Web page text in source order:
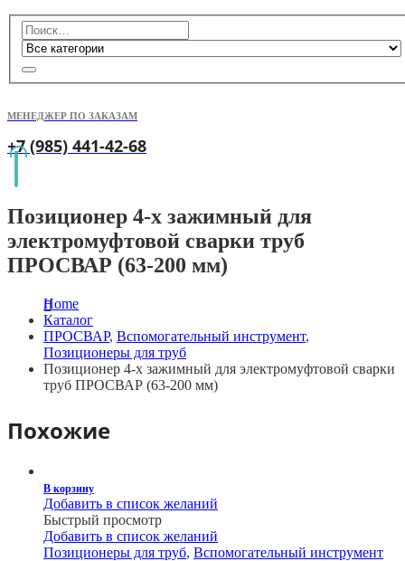
МЕНЕДЖЕР ПО ЗАКАЗАМ
+7 (985) 441-42-68
Позиционер 4-х зажимный для
электромуфтовой сварки труб
ПРОСВАР (63-200 мм)
Home
Каталог
ПРОСВАР, Вспомогательный инструмент,
Позиционеры для труб
Позиционер 4-х зажимный для электромуфтовой сварки
труб ПРОСВАР (63-200 мм)
Похожие
В корзину
Добавить в список желаний
Быстрый просмотр
Добавить в список желаний
Позиционеры для труб, Вспомогательный инструмент